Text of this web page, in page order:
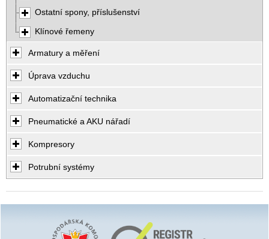
Ostatní spony, příslušenství
Klínové řemeny
Armatury a měření
Úprava vzduchu
Automatizační technika
Pneumatické a AKU nářadí
Kompresory
Potrubní systémy